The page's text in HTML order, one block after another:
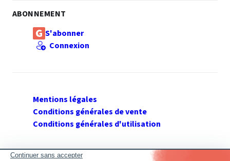
ABONNEMENT
S'abonner
Connexion
Mentions légales
Conditions générales de vente
Conditions générales d'utilisation